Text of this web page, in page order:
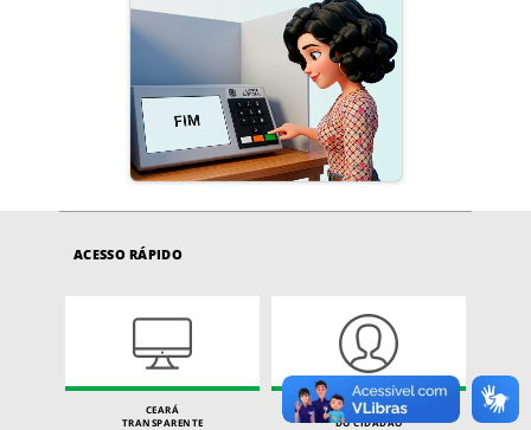
ACESSO RÁPIDO
CEARÁ
TRANSPARENTE
CARTA DE SERVIÇOS
DO CIDADÃO